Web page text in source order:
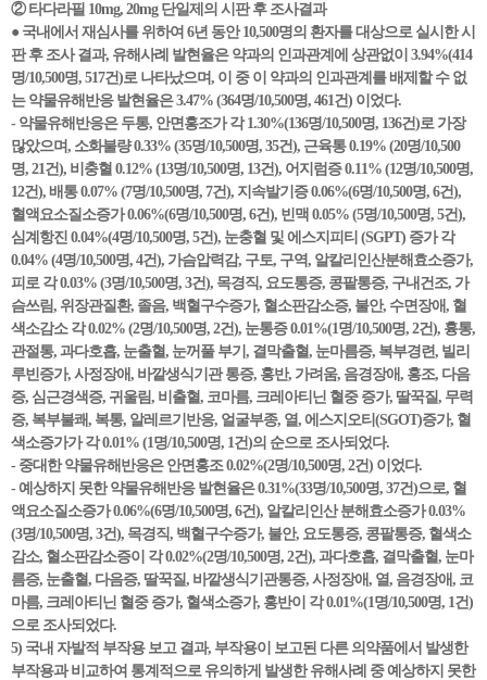
② 타다라필 10mg, 20mg 단일제의 시판 후 조사결과
● 국내에서 재심사를 위하여 6년 동안 10,500명의 환자를 대상으로 실시한 시
판 후 조사 결과, 유해사례 발현율은 약과의 인과관계에 상관없이 3.94%(414
명/10,500명, 517건)로 나타났으며, 이 중 이 약과의 인과관계를 배제할 수 없
는 약물유해반응 발현율은 3.47% (364명/10,500명, 461건) 이었다.
- 약물유해반응은 두통, 안면홍조가 각 1.30%(136명/10,500명, 136건)로 가장
많았으며, 소화불량 0.33% (35명/10,500명, 35건), 근육통 0.19% (20명/10,500
명, 21건), 비충혈 0.12% (13명/10,500명, 13건), 어지럼증 0.11% (12명/10,500명,
12건), 배통 0.07% (7명/10,500명, 7건), 지속발기증 0.06%(6명/10,500명, 6건),
혈액요소질소증가 0.06%(6명/10,500명, 6건), 빈맥 0.05% (5명/10,500명, 5건),
심계항진 0.04%(4명/10,500명, 5건), 눈충혈 및 에스지피티 (SGPT) 증가 각
0.04% (4명/10,500명, 4건), 가슴압력감, 구토, 구역, 알칼리인산분해효소증가,
피로 각 0.03% (3명/10,500명, 3건), 목경직, 요도통증, 콩팥통증, 구내건조, 가
슴쓰림, 위장관질환, 졸음, 백혈구수증가, 혈소판감소증, 불안, 수면장애, 혈
색소감소 각 0.02% (2명/10,500명, 2건), 눈통증 0.01%(1명/10,500명, 2건), 흉통,
관절통, 과다호흡, 눈출혈, 눈꺼풀 부기, 결막출혈, 눈마름증, 복부경련, 빌리
루빈증가, 사정장애, 바깥생식기관 통증, 홍반, 가려움, 음경장애, 홍조, 다음
증, 심근경색증, 귀울림, 비출혈, 코마름, 크레아티닌 혈중 증가, 딸꾹질, 무력
증, 복부불쾌, 복통, 알레르기반응, 얼굴부종, 열, 에스지오티(SGOT)증가, 혈
색소증가가 각 0.01% (1명/10,500명, 1건)의 순으로 조사되었다.
- 중대한 약물유해반응은 안면홍조 0.02%(2명/10,500명, 2건) 이었다.
- 예상하지 못한 약물유해반응 발현율은 0.31%(33명/10,500명, 37건)으로, 혈
액요소질소증가 0.06%(6명/10,500명, 6건), 알칼리인산 분해효소증가 0.03%
(3명/10,500명, 3건), 목경직, 백혈구수증가, 불안, 요도통증, 콩팥통증, 혈색소
감소, 혈소판감소증이 각 0.02%(2명/10,500명, 2건), 과다호흡, 결막출혈, 눈마
름증, 눈출혈, 다음증, 딸꾹질, 바깥생식기관통증, 사정장애, 열, 음경장애, 코
마름, 크레아티닌 혈중 증가, 혈색소증가, 홍반이 각 0.01%(1명/10,500명, 1건)
으로 조사되었다.
5) 국내 자발적 부작용 보고 결과, 부작용이 보고된 다른 의약품에서 발생한
부작용과 비교하여 통계적으로 유의하게 발생한 유해사례 중 예상하지 못한